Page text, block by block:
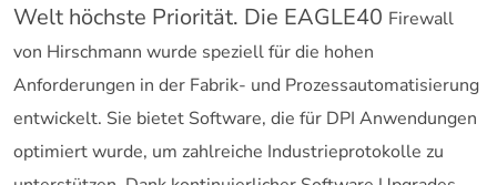
Welt höchste Priorität. Die EAGLE40 Firewall
von Hirschmann wurde speziell für die hohen
Anforderungen in der Fabrik- und Prozessautomatisierung
entwickelt. Sie bietet Software, die für DPI Anwendungen
optimiert wurde, um zahlreiche Industrieprotokolle zu